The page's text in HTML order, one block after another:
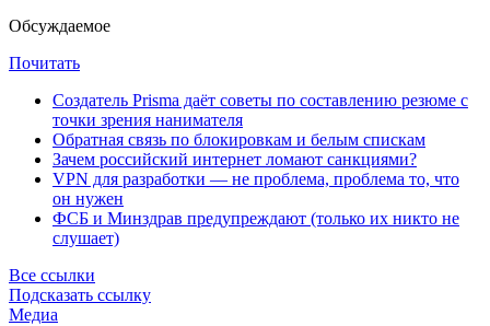
Обсуждаемое
Почитать
Создатель Prisma даёт советы по составлению резюме с
точки зрения нанимателя
Обратная связь по блокировкам и белым спискам
Зачем российский интернет ломают санкциями?
VPN для разработки — не проблема, проблема то, что
он нужен
ФСБ и Минздрав предупреждают (только их никто не
слушает)
Все ссылки
Подсказать ссылку
Медиа